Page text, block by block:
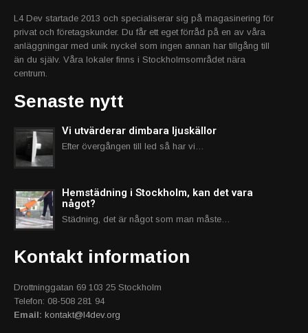
L4 Dev startade 2013 och specialiserar sig på magasinering för
privat och företagskunder. Du får ett eget förråd på en av våra
anläggningar med unik nyckel som ingen annan har tillgång till
än du själv. Våra lokaler finns i Stockholmsområdet nära
centrum.
Senaste nytt
Vi utvärderar dimbara ljuskällor
Efter övergången till led så har vi…
Hemstädning i Stockholm, kan det vara
något?
Städning, det är något som man måste…
Kontakt information
Drottninggatan 69 103 25 Stockholm
Telefon: 08-508 281 94
Email: kontakt@l4dev.org